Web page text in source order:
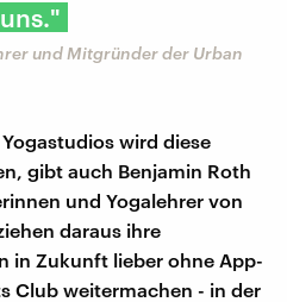
und Mitgründer der Urban
wird diese
gibt auch Benjamin Roth
und Yogalehrer von
daraus ihre
in Zukunft lieber ohne App-
Club weitermachen - in der